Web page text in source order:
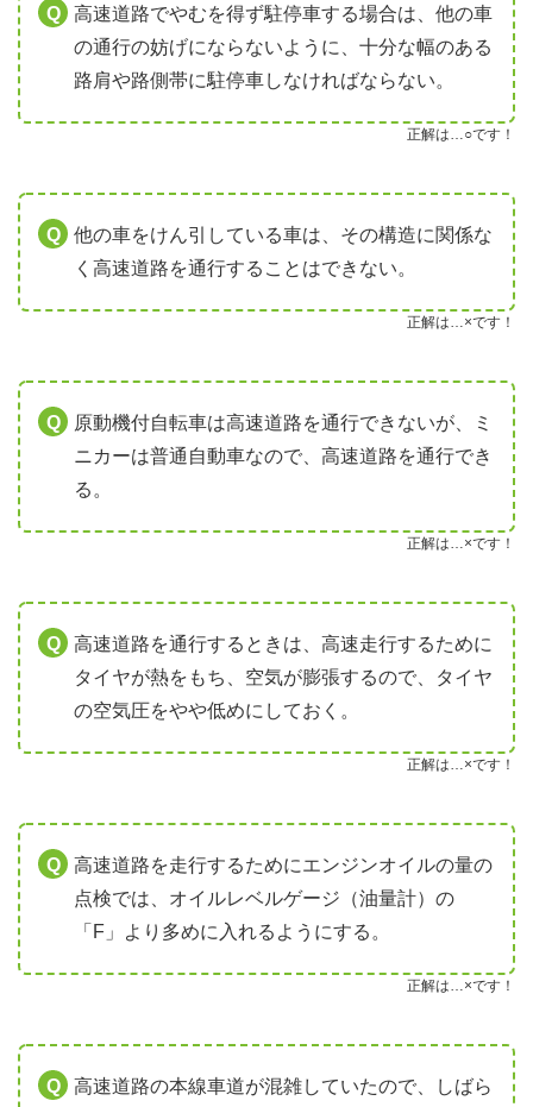
高速道路でやむを得ず駐停車する場合は、他の車
の通行の妨げにならないように、十分な幅のある
路肩や路側帯に駐停車しなければならない。
正解は…○です！
他の車をけん引している車は、その構造に関係な
く高速道路を通行することはできない。
正解は…×です！
原動機付自転車は高速道路を通行できないが、ミ
ニカーは普通自動車なので、高速道路を通行でき
る。
正解は…×です！
高速道路を通行するときは、高速走行するために
タイヤが熱をもち、空気が膨張するので、タイヤ
の空気圧をやや低めにしておく。
正解は…×です！
高速道路を走行するためにエンジンオイルの量の
点検では、オイルレベルゲージ（油量計）の
「F」より多めに入れるようにする。
正解は…×です！
高速道路の本線車道が混雑していたので、しばら